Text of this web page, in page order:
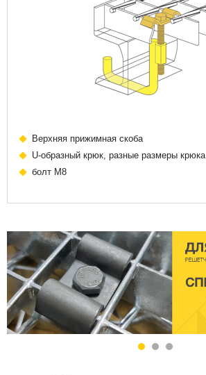
Верхняя прижимная скоба
U-образный крюк, разные размеры крюка
болт М8